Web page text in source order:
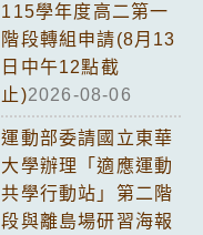
115學年度高二第一
階段轉組申請(8月13
日中午12點截
止)2026-08-06
運動部委請國立東華
大學辦理「適應運動
共學行動站」第二階
段與離島場研習海報